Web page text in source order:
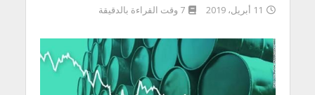
11 أبريل، 2019 7 وقت القراءة بالدقيقة